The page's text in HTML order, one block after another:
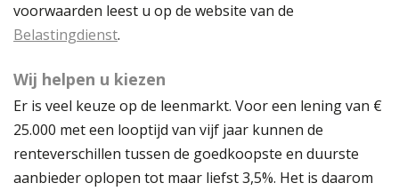
voorwaarden leest u op de website van de
Belastingdienst.
Wij helpen u kiezen
Er is veel keuze op de leenmarkt. Voor een lening van €
25.000 met een looptijd van vijf jaar kunnen de
renteverschillen tussen de goedkoopste en duurste
aanbieder oplopen tot maar liefst 3,5%. Het is daarom